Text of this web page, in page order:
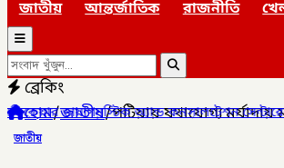
জাতীয় আন্তর্জাতিক রাজনীতি
ব্রেকিং
কনসালটেশন সেন্টারের উদ্বোধন।✦সাংবাদিক
হোম/জাতীয়/পটিয়ায় যথাযোগ্য
জাতীয়